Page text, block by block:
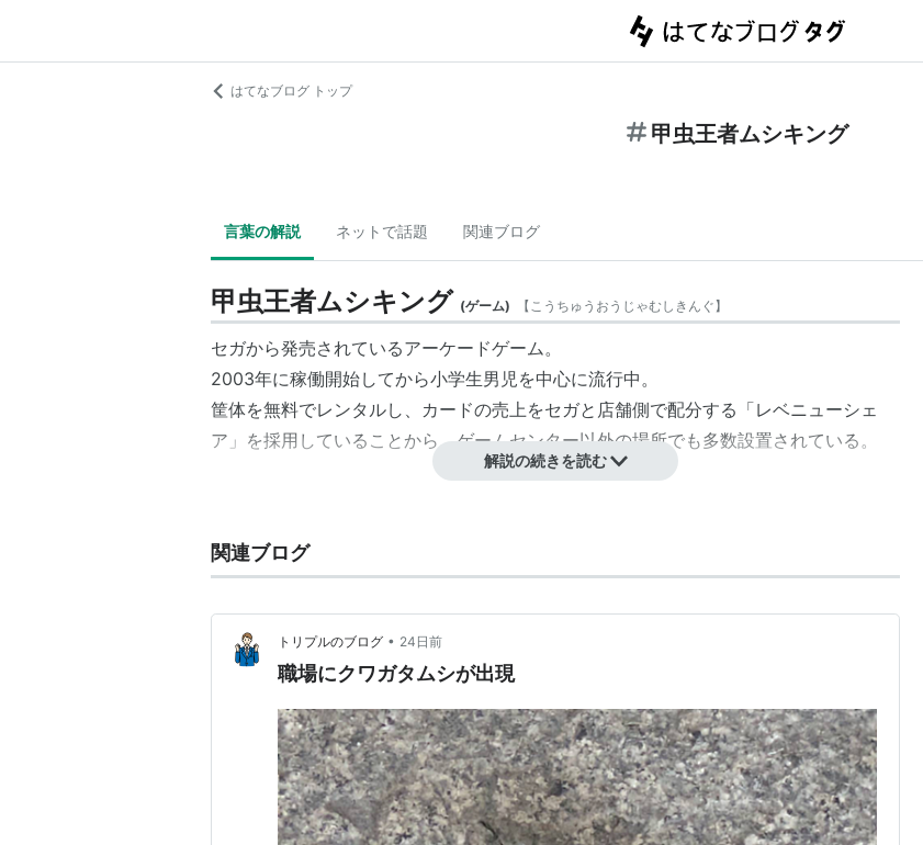
はてなブログ トップ
甲虫王者ムシキング
言葉の解説 ネットで話題 関連ブログ
甲虫王者ムシキング (ゲーム) 【こうちゅうおうじゃむしきんぐ】
セガから発売されているアーケードゲーム。
2003年に稼働開始してから小学生男児を中心に流行中。
筐体を無料でレンタルし、カードの売上をセガと店舗側で配分する「レベニューシェ
ア」を採用していることから、ゲームセンター以外の場所でも多数設置されている。
ルするといったもの。
わざカード等を使用することによって逆転する可能性もあるので、単なるじゃんけんバ
トルに終わらない。
現在では筐体のアップデートは年2回、カードの改訂は年6回行われる。
解説の続きを読む
関連ブログ
トリプルのブログ • 24日前
職場にクワガタムシが出現